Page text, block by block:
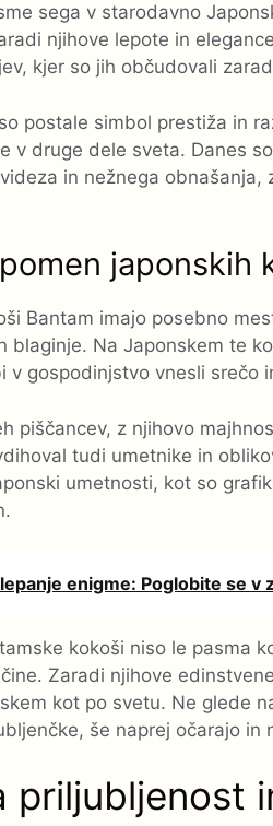
sega v starodavno
njihove lepote in
kjer so jih občudovali
postale simbol prestiža in
v druge dele sveta. Danes
in nežnega
japonskih
Bantam imajo posebno
blaginje. Na Japonskem te
v gospodinjstvo vnesli srečo
piščancev, z njihovo
tudi umetnike in
umetnosti, kot so
enigme: Poglobite se v
kokoši niso le pasma
Zaradi njihove
kot po svetu. Ne glede
še naprej očarajo in
priljubljenost